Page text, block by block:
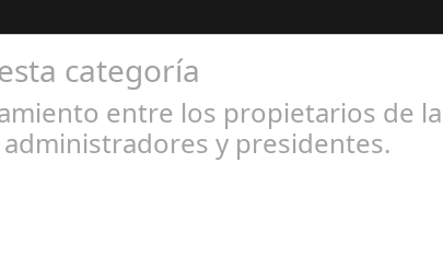
categoría
entre los propietarios de
y presidentes.